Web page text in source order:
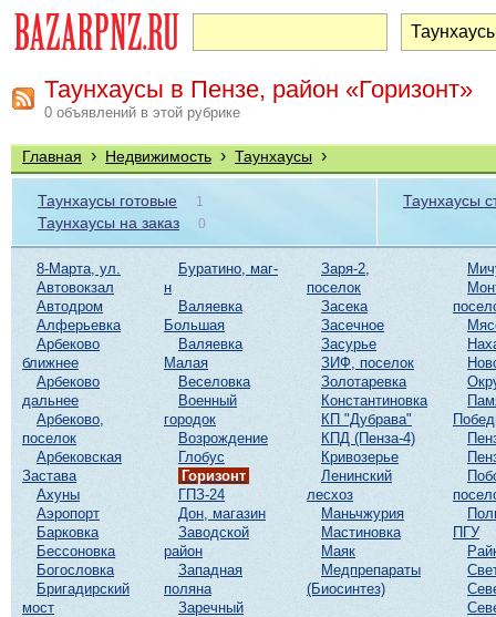
Таунхаусы в Пензе, район «Горизонт»
0 объявлений в этой рубрике
Главная › Недвижимость › Таунхаусы ›
Таунхаусы готовые 1
Таунхаусы на заказ 0
Таунхаусы
8-Марта, ул.
Автовокзал
Автодром
Алферьевка
Арбеково
ближнее
Арбеково
дальнее
Арбеково,
поселок
Арбековская
Застава
Ахуны
Аэропорт
Барковка
Бессоновка
Богословка
Бригадирский
мост
Буратино, маг-
н
Валяевка
Большая
Валяевка
Малая
Веселовка
Военный
городок
Возрождение
Глобус
Горизонт
ГПЗ-24
Дон, магазин
Заводской
район
Западная
поляна
Заречный
Заря-2,
поселок
Засека
Засечное
Засурье
ЗИФ, поселок
Золотаревка
Константиновка
КП "Дубрава"
КПД (Пенза-4)
Кривозерье
Ленинский
лесхоз
Маньчжурия
Мастиновка
Маяк
Медпрепараты
(Биосинтез)
ПГУ